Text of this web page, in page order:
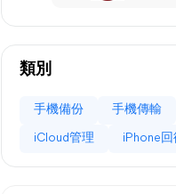
類別
手機備份 手機傳輸
iCloud管理 iPhone回